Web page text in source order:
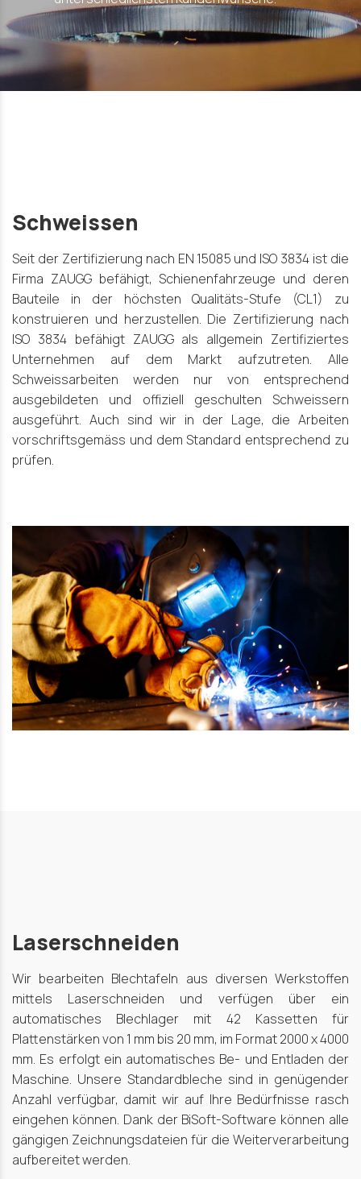
Schweissen
Seit der Zertifizierung nach EN 15085 und ISO 3834 ist die
Firma ZAUGG befähigt, Schienenfahrzeuge und deren
Bauteile in der höchsten Qualitäts-Stufe (CL1) zu
konstruieren und herzustellen. Die Zertifizierung nach
ISO 3834 befähigt ZAUGG als allgemein Zertifiziertes
Unternehmen auf dem Markt aufzutreten. Alle
Schweissarbeiten werden nur von entsprechend
ausgebildeten und offiziell geschulten Schweissern
ausgeführt. Auch sind wir in der Lage, die Arbeiten
vorschriftsgemäss und dem Standard entsprechend zu
prüfen.
Laserschneiden
Wir bearbeiten Blechtafeln aus diversen Werkstoffen
mittels Laserschneiden und verfügen über ein
automatisches Blechlager mit 42 Kassetten für
Plattenstärken von 1 mm bis 20 mm, im Format 2000 x 4000
mm. Es erfolgt ein automatisches Be- und Entladen der
Maschine. Unsere Standardbleche sind in genügender
Anzahl verfügbar, damit wir auf Ihre Bedürfnisse rasch
eingehen können. Dank der BiSoft-Software können alle
gängigen Zeichnungsdateien für die Weiterverarbeitung
aufbereitet werden.